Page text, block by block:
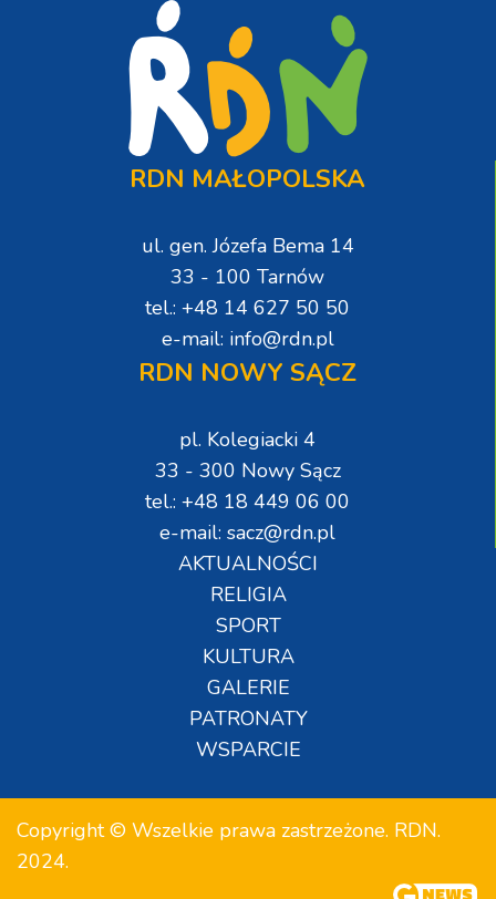
RDN MAŁOPOLSKA
ul. gen. Józefa Bema 14
33 - 100 Tarnów
tel.: +48 14 627 50 50
e-mail: info@rdn.pl
RDN NOWY SĄCZ
pl. Kolegiacki 4
33 - 300 Nowy Sącz
tel.: +48 18 449 06 00
e-mail: sacz@rdn.pl
AKTUALNOŚCI
RELIGIA
SPORT
KULTURA
GALERIE
PATRONATY
WSPARCIE
Copyright © Wszelkie prawa zastrzeżone. RDN.
2024.